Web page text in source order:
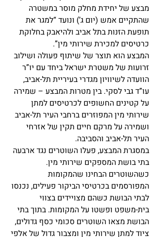
מבצע של יחידת מחלק מוסר במשטרה
שהתקיים אמש (יום ג’) ונועד “למגר את
תופעת הזנות בתל אביב ולהיאבק בחלוקת
כרטיסים למכירת שירותי מין”.
המבצע הוא תוצר של שיתוף פעולה ושילוב
זרועות של משטרת ישראל ביחד עם יו”ר
הוועדה לשיוויון מגדרי בעיריית תל-אביב,
עו”ד גבי לסקי. בין מטרות המבצע – שמירה
על קטינים החשופים לכרטיסים למתן
שירותי מין המפוזרים ברחבי העיר תל-אביב
ושמירה על מרקם חיים תקין של אזרחי
העיר תל-אביב והסביבה.
במסגרת המבצע, פעלו השוטרים נגד ארבעה
בתי בושת המספקים שירותי מין.
כשהשוטרים הבחינו שהמקומות
המפורסמים בכרטיסי הביקור פעילים, נכנסו
לבתי הבושת כשהם מצויידים בצווי
בית-משפט ופשטו על המקומות. בתוך בתי
הבושת מצאו השוטרים סכומי כסף גדולים,
ציוד למתן שירותי מין ומצבור גדול של אלפי